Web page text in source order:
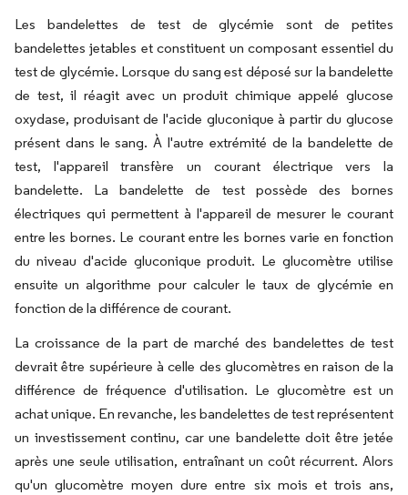
Les bandelettes de test de glycémie sont de petites
bandelettes jetables et constituent un composant essentiel du
test de glycémie. Lorsque du sang est déposé sur la bandelette
de test, il réagit avec un produit chimique appelé glucose
oxydase, produisant de l'acide gluconique à partir du glucose
présent dans le sang. À l'autre extrémité de la bandelette de
test, l'appareil transfère un courant électrique vers la
bandelette. La bandelette de test possède des bornes
électriques qui permettent à l'appareil de mesurer le courant
entre les bornes. Le courant entre les bornes varie en fonction
du niveau d'acide gluconique produit. Le glucomètre utilise
ensuite un algorithme pour calculer le taux de glycémie en
fonction de la différence de courant.
La croissance de la part de marché des bandelettes de test
devrait être supérieure à celle des glucomètres en raison de la
différence de fréquence d'utilisation. Le glucomètre est un
achat unique. En revanche, les bandelettes de test représentent
un investissement continu, car une bandelette doit être jetée
après une seule utilisation, entraînant un coût récurrent. Alors
qu'un glucomètre moyen dure entre six mois et trois ans,